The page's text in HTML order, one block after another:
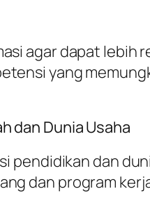
agar dapat lebih
yang
dan Dunia Usaha
pendidikan dan
dan program